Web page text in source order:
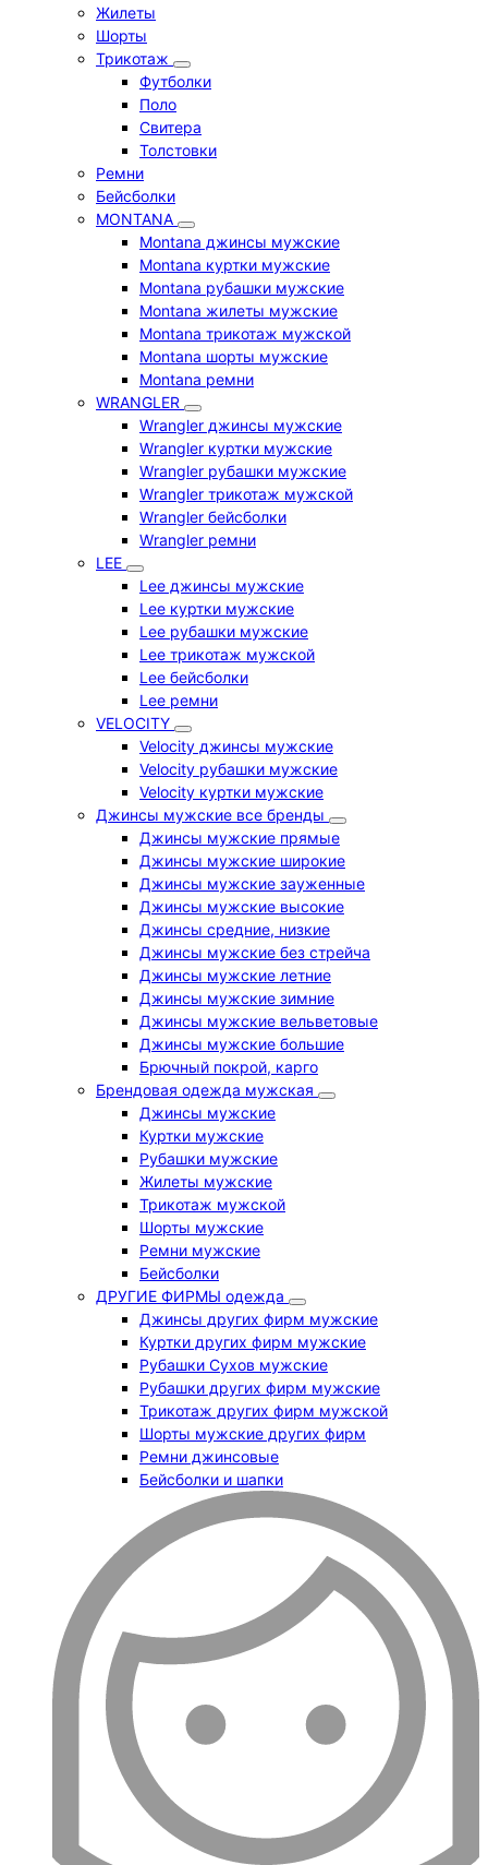
Жилеты
Шорты
Трикотаж
Футболки
Поло
Свитера
Толстовки
Ремни
Бейсболки
MONTANA
Montana джинсы мужские
Montana куртки мужские
Montana рубашки мужские
Montana жилеты мужские
Montana трикотаж мужской
Montana шорты мужские
Montana ремни
WRANGLER
Wrangler джинсы мужские
Wrangler куртки мужские
Wrangler рубашки мужские
Wrangler трикотаж мужской
Wrangler бейсболки
Wrangler ремни
LEE
Lee джинсы мужские
Lee куртки мужские
Lee рубашки мужские
Lee трикотаж мужской
Lee бейсболки
Lee ремни
VELOCITY
Velocity джинсы мужские
Velocity рубашки мужские
Velocity куртки мужские
Джинсы мужские все бренды
Джинсы мужские прямые
Джинсы мужские широкие
Джинсы мужские зауженные
Джинсы мужские высокие
Джинсы средние, низкие
Джинсы мужские без стрейча
Джинсы мужские летние
Джинсы мужские зимние
Джинсы мужские вельветовые
Джинсы мужские большие
Брючный покрой, карго
Брендовая одежда мужская
Джинсы мужские
Куртки мужские
Рубашки мужские
Жилеты мужские
Трикотаж мужской
Шорты мужские
Ремни мужские
Бейсболки
ДРУГИЕ ФИРМЫ одежда
Джинсы других фирм мужские
Куртки других фирм мужские
Рубашки Сухов мужские
Рубашки других фирм мужские
Трикотаж других фирм мужской
Шорты мужские других фирм
Ремни джинсовые
Бейсболки и шапки